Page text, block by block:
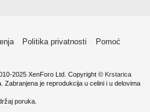
Politika privatnosti
Pomoć
2025 XenForo Ltd. Copyright © Krstarica
Zabranjena je reprodukcija u celini i u delovima
poruka.